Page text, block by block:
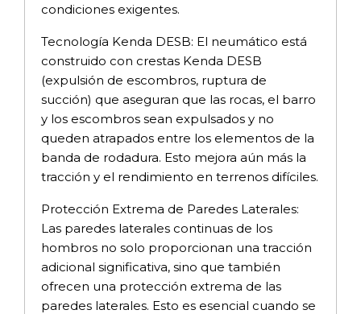
condiciones exigentes.
Tecnología Kenda DESB: El neumático está
construido con crestas Kenda DESB
(expulsión de escombros, ruptura de
succión) que aseguran que las rocas, el barro
y los escombros sean expulsados y no
queden atrapados entre los elementos de la
banda de rodadura. Esto mejora aún más la
tracción y el rendimiento en terrenos difíciles.
Protección Extrema de Paredes Laterales:
Las paredes laterales continuas de los
hombros no solo proporcionan una tracción
adicional significativa, sino que también
ofrecen una protección extrema de las
paredes laterales. Esto es esencial cuando se